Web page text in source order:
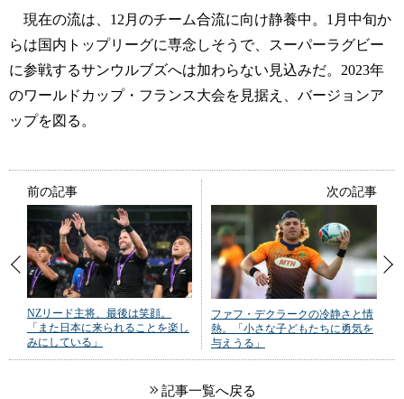
現在の流は、12月のチーム合流に向け静養中。1月中旬か
らは国内トップリーグに専念しそうで、スーパーラグビー
に参戦するサンウルブズへは加わらない見込みだ。2023年
のワールドカップ・フランス大会を見据え、バージョンア
ップを図る。
前の記事
NZリード主将、最後は笑顔。
「また日本に来られることを楽し
みにしている」
次の記事
ファフ・デクラークの冷静さと情
熱。「小さな子どもたちに勇気を
与えうる」
記事一覧へ戻る